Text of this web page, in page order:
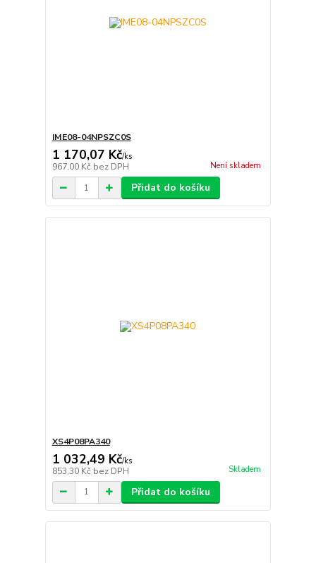
IME08-04NPSZC0S
1 170,07 Kč/ks
967,00 Kč bez DPH Není skladem
Přidat do košíku
XS4P08PA340
1 032,49 Kč/ks
853,30 Kč bez DPH Skladem
Přidat do košíku